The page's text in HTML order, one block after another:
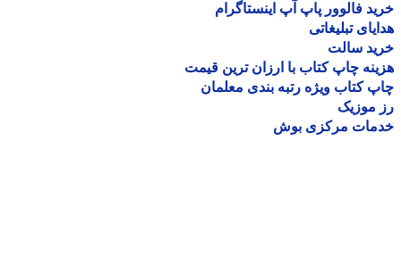
فالوور پاپ آپ اینستاگرام
تبلیغاتی
سالت
چاپ کتاب با ارزان ترین قیمت
کتاب ویژه رتبه بندی معلمان
موزیک
مرکزی بوش